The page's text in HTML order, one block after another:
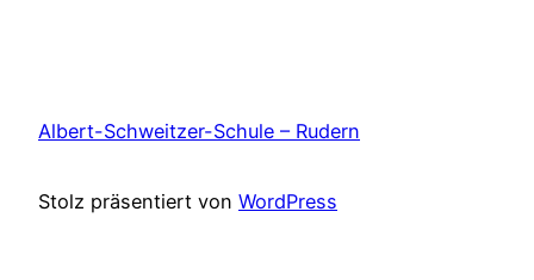
Albert-Schweitzer-Schule – Rudern
Stolz präsentiert von WordPress